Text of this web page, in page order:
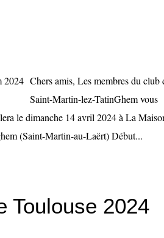
Chers amis, Les membres du club
Saint-Martin-lez-TatinGhem vous
le dimanche 14 avril 2024 à La
(Saint-Martin-au-Laërt) Début...
Toulouse 2024